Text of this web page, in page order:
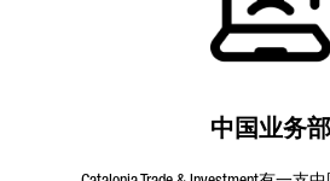
中国业务部